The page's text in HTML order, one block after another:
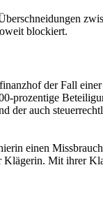
blockiert.
der Fall
prozentige
der auch
einen
Mit ihrer